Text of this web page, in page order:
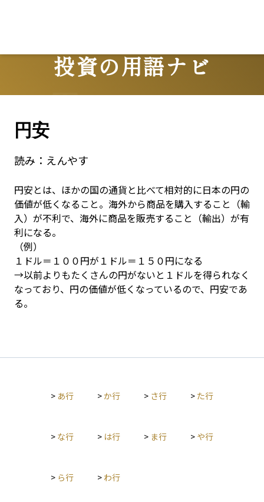
投資の用語ナビ
Terms
円安
読み： えんやす
円安とは、ほかの国の通貨と比べて相対的に日本の円の
価値が低くなること。海外から商品を購入すること（輸
入）が不利で、海外に商品を販売すること（輸出）が有
利になる。
（例）
１ドル＝１００円が１ドル＝１５０円になる
→以前よりもたくさんの円がないと１ドルを得られなく
なっており、円の価値が低くなっているので、円安であ
る。
> あ行 >か行 > さ行 > た行
> な行 > は行 > ま行 > や行
> ら行 > わ行